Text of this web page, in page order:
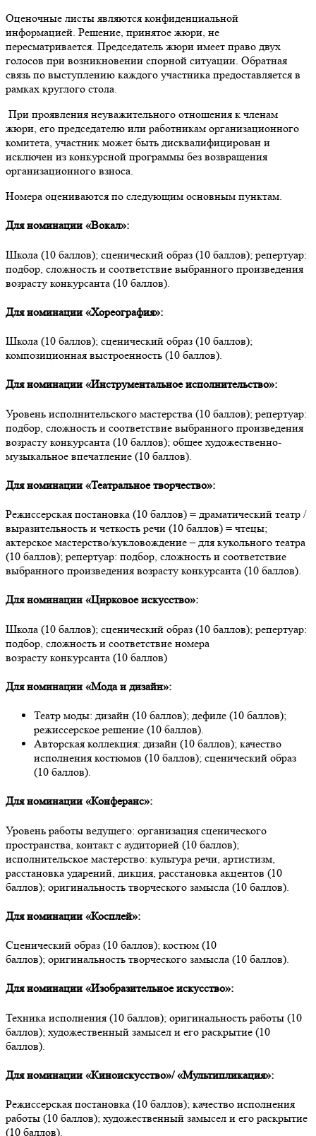
Оценочные листы являются конфиденциальной
информацией. Решение, принятое жюри, не
пересматривается. Председатель жюри имеет право двух
голосов при возникновении спорной ситуации. Обратная
связь по выступлению каждого участника предоставляется в
рамках круглого стола.
При проявления неуважительного отношения к членам
жюри, его председателю или работникам организационного
комитета, участник может быть дисквалифицирован и
исключен из конкурсной программы без возвращения
организационного взноса.
Номера оцениваются по следующим основным пунктам.
Для номинации «Вокал»:
Школа (10 баллов); сценический образ (10 баллов); репертуар:
подбор, сложность и соответствие выбранного произведения
возрасту конкурсанта (10 баллов).
Для номинации «Хореография»:
Школа (10 баллов); сценический образ (10 баллов);
композиционная выстроенность (10 баллов).
Для номинации «Инструментальное исполнительство»:
Уровень исполнительского мастерства (10 баллов); репертуар:
подбор, сложность и соответствие выбранного произведения
возрасту конкурсанта (10 баллов); общее художественно-
музыкальное впечатление (10 баллов).
Для номинации «Театральное творчество»:
Режиссерская постановка (10 баллов) = драматический театр /
выразительность и четкость речи (10 баллов) = чтецы;
актерское мастерство/кукловождение – для кукольного театра
(10 баллов); репертуар: подбор, сложность и соответствие
выбранного произведения возрасту конкурсанта (10 баллов).
Для номинации «Цирковое искусство»:
Школа (10 баллов); сценический образ (10 баллов); репертуар:
подбор, сложность и соответствие номера
возрасту конкурсанта (10 баллов)
Для номинации «Мода и дизайн»:
Театр моды: дизайн (10 баллов); дефиле (10 баллов);
режиссерское решение (10 баллов).
Авторская коллекция: дизайн (10 баллов); качество
исполнения костюмов (10 баллов); сценический образ
(10 баллов).
Для номинации «Конферанс»:
Уровень работы ведущего: организация сценического
пространства, контакт с аудиторией (10 баллов);
исполнительское мастерство: культура речи, артистизм,
расстановка ударений, дикция, расстановка акцентов (10
баллов); оригинальность творческого замысла (10 баллов).
Для номинации «Косплей»:
Сценический образ (10 баллов); костюм (10
баллов); оригинальность творческого замысла (10 баллов).
Для номинации «Изобразительное искусство»:
Техника исполнения (10 баллов); оригинальность работы (10
баллов); художественный замысел и его раскрытие (10
баллов).
Для номинации «Киноискусство»/ «Мультипликация»:
Режиссерская постановка (10 баллов); качество исполнения
работы (10 баллов); художественный замысел и его раскрытие
(10 баллов).